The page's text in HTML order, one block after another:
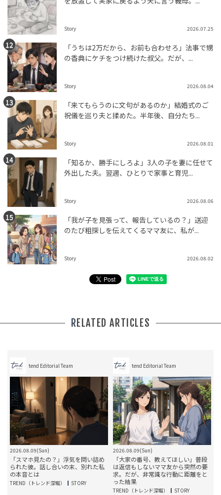
Story 2026.07.25
「うちは2万だから、お前も合わせろ」法事で甥
の香典にケチをつけ続けた叔父。だが、...
Story 2026.08.04
「来てもらうのに文句があるのか」結婚式のご
祝儀を巡り夫と揉めた。半年後、自分たち...
Story 2026.08.01
「知るか、勝手にしろよ」3人の子を妻に任せて
外出した夫。翌週、ひとりで家事と育児...
Story 2026.08.06
「我が子を見張って、報告しているの？」送迎
のたび粗探しを伝えてくるママ友に、私が...
Story 2026.08.02
RELATED ARTICLES
tend Editorial Team
2026.08.09(Sun)
「スマホ見たの？」浮気を問い詰め
られた彼。話し合いの末、別れた私
の本音とは
TREND（トレンド深堀） STORY
tend Editorial Team
2026.08.09(Sun)
「大家の番号、教えてほしい」普段
は返信もしないママ友から突然の要
求。だが、非常識な行動に距離をと
った結果
TREND（トレンド深堀） STORY